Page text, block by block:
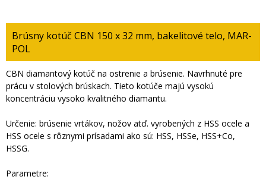
Brúsny kotúč CBN 150 x 32 mm, bakelitové telo, MAR-
POL
CBN diamantový kotúč na ostrenie a brúsenie. Navrhnuté pre
prácu v stolových brúskach. Tieto kotúče majú vysokú
koncentráciu vysoko kvalitného diamantu.
Určenie: brúsenie vrtákov, nožov atď. vyrobených z HSS ocele a
HSS ocele s rôznymi prísadami ako sú: HSS, HSSe, HSS+Co,
HSSG.
Parametre: